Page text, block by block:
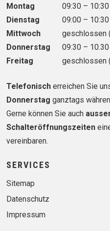
Wochentag Vormittag
Montag 09:30 – 10:30
Dienstag
09:00 – 10:30
Mittwoch
geschlossen
Donnerstag
09:30 – 10.30
Freitag
geschlossen
Telefonischerreichen Sie
Donnerstag ganztags
Gerne können Sie auch
Schalteröffnungszeiten
vereinbaren.
SERVICES
Sitemap
Datenschutz
Impressum